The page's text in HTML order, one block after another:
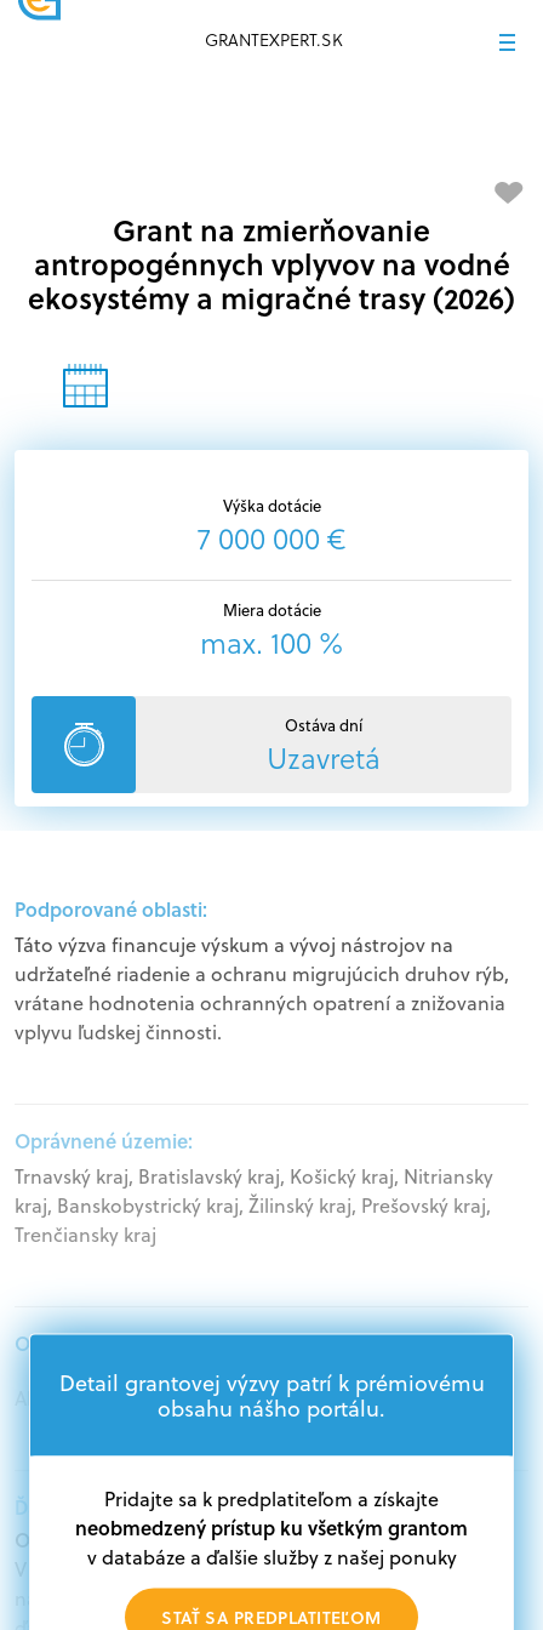
GRANTEXPERT.SK
Výška dotácie
7 000 000 €
Miera dotácie
max. 100 %
Ostáva dní
Uzavretá
Grant na zmierňovanie
antropogénnych vplyvov na vodné
ekosystémy a migračné trasy (2026)
Podporované oblasti:
Táto výzva financuje výskum a vývoj nástrojov na
udržateľné riadenie a ochranu migrujúcich druhov rýb,
vrátane hodnotenia ochranných opatrení a znižovania
vplyvu ľudskej činnosti.
Oprávnené územie:
Trnavský kraj, Bratislavský kraj, Košický kraj, Nitriansky
kraj, Banskobystrický kraj, Žilinský kraj, Prešovský kraj,
Trenčiansky kraj
Oprávnení žiadatelia:
Akademický sektor, Mimovládne organizácie
Ďalšie informácie:
Oprávnení žiadatelia:
V databáze grantov a dotácií na portáli Grantexpert.sk
nájdete aktuálne výzvy z eurofondov, plánu obnovy a
Detail grantovej výzvy patrí k prémiovému
obsahu nášho portálu.
Pridajte sa k predplatiteľom a získajte
neobmedzený prístup ku všetkým grantom
v databáze a ďalšie služby z našej ponuky
STAŤ SA PREDPLATITEĽOM